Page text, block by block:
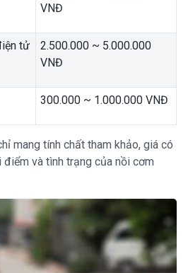
VNĐ
tử
2.500.000 ~ 5.000.000
VNĐ
300.000 ~ 1.000.000 VNĐ
mang tính chất tham khảo, giá có
và tình trạng của nồi cơm